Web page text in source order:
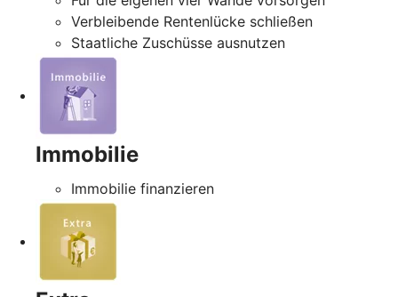
Verbleibende Rentenlücke schließen
Staatliche Zuschüsse ausnutzen
Immobilie
Immobilie finanzieren